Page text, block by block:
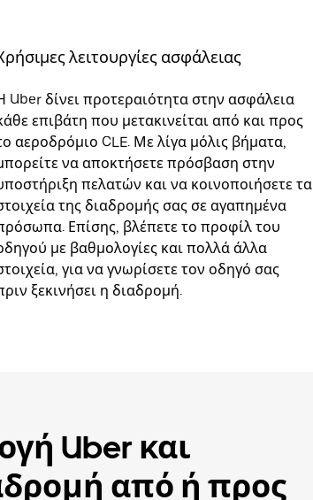
λειτουργίες ασφάλειας
Uber δίνει προτεραιότητα στην ασφάλεια
επιβάτη που μετακινείται από και προς
αεροδρόμιο CLE. Με λίγα μόλις βήματα,
να αποκτήσετε πρόσβαση στην
πελατών και να κοινοποιήσετε τα
της διαδρομής σας σε αγαπημένα
Επίσης, βλέπετε το προφίλ του
με βαθμολογίες και πολλά άλλα
για να γνωρίσετε τον οδηγό σας
ξεκινήσει η διαδρομή.
Uber και
από ή προς